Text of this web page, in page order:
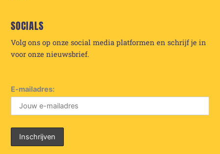
SOCIALS
Volg ons op onze social media platformen en schrijf je in
voor onze nieuwsbrief.
E-mailadres: